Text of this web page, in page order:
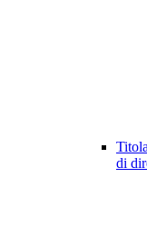
di